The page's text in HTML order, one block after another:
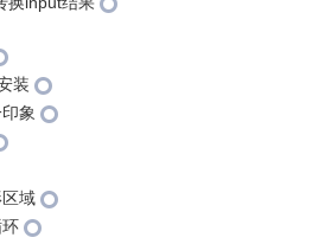
装
象
域